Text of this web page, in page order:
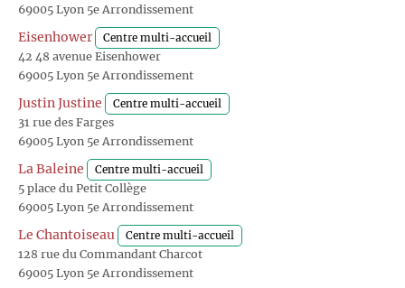
69005 Lyon 5e Arrondissement
Eisenhower Centre multi-accueil
42 48 avenue Eisenhower
69005 Lyon 5e Arrondissement
Justin Justine Centre multi-accueil
31 rue des Farges
69005 Lyon 5e Arrondissement
La Baleine Centre multi-accueil
5 place du Petit Collège
69005 Lyon 5e Arrondissement
Le Chantoiseau Centre multi-accueil
128 rue du Commandant Charcot
69005 Lyon 5e Arrondissement